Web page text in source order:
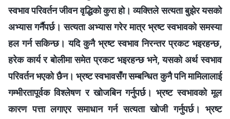
स्वभाव परिवर्तन जीवन वृद्धिको कुरा हो। व्यक्तिले सत्यता बुझेर यसको
अभ्यास गर्नैपर्छ। सत्यता अभ्यास गरेर मात्र भ्रष्ट स्वभावको समस्या
हल गर्न सकिन्छ। यदि कुनै भ्रष्ट स्वभाव निरन्तर प्रकट भइरहन्छ,
हरेक कार्य र बोलीमा समेत प्रकट भइरहन्छ भने, यसको अर्थ स्वभाव
परिवर्तन भएको छैन। भ्रष्ट स्वभावसँग सम्बन्धित कुनै पनि मामिलालाई
गम्भीरतापूर्वक विश्लेषण र खोजबिन गर्नुपर्छ। भ्रष्ट स्वभावको मूल
कारण पत्ता लगाएर समाधान गर्न सत्यता खोजी गर्नुपर्छ। भ्रष्ट